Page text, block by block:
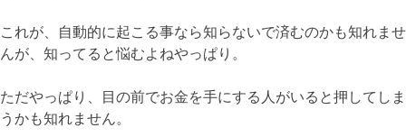
これが、自動的に起こる事なら知らないで済むのかも知れませ
んが、知ってると悩むよねやっぱり。
ただやっぱり、目の前でお金を手にする人がいると押してしま
うかも知れません。